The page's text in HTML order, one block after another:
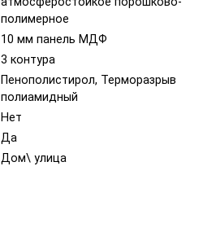
полимерное
10 мм панель МДФ
3 контура
Пенополистирол, Терморазрыв
полиамидный
Нет
Да
Дом\ улица